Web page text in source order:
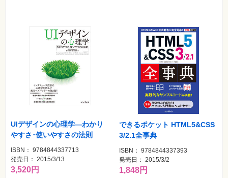
UIデザインの心理学―わかり
やすさ･使いやすさの法則
ISBN： 9784844337713
発売日： 2015/3/13
3,520円
できるポケット HTML5&CSS
3/2.1全事典
ISBN： 9784844337393
発売日： 2015/3/2
1,848円